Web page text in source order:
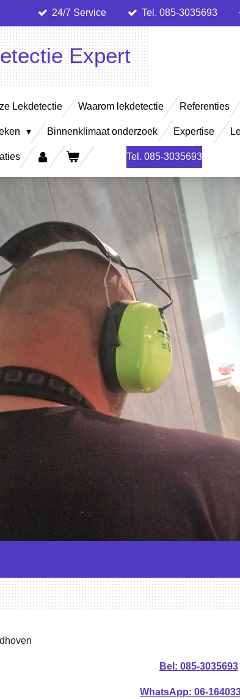
24/7 Service Tel. 085-3035693
Expert
Lekdetectie Waarom lekdetectie Referenties
Binnenklimaat onderzoek Expertise
Tel. 085-3035693
Bel: 085-3035693
WhatsApp: 06-